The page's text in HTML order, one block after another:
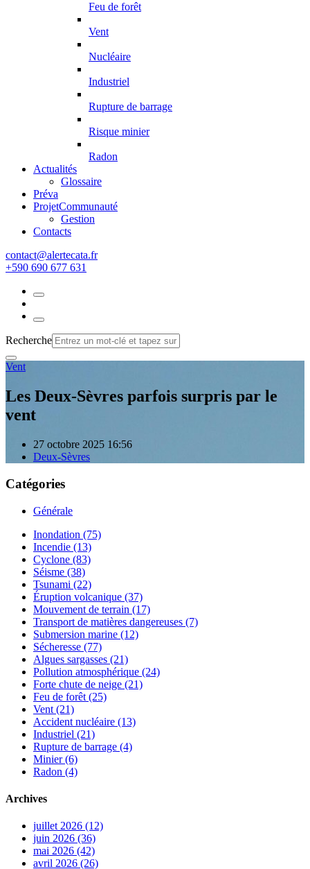
Feu de forêt
Vent
Nucléaire
Industriel
Rupture de barrage
Risque minier
Radon
Actualités
Glossaire
Préva
ProjetCommunauté
Gestion
Contacts
rf.atacetrela@tcatnoc
+590 690 677 631
Recherche
Vent
Les Deux-Sèvres parfois surpris par le
vent
27 octobre 2025 16:56
Deux-Sèvres
Catégories
Générale
Inondation (75)
Incendie (13)
Cyclone (83)
Séisme (38)
Tsunami (22)
Éruption volcanique (37)
Mouvement de terrain (17)
Transport de matières dangereuses (7)
Submersion marine (12)
Sécheresse (77)
Algues sargasses (21)
Pollution atmosphérique (24)
Forte chute de neige (21)
Feu de forêt (25)
Vent (21)
Accident nucléaire (13)
Industriel (21)
Rupture de barrage (4)
Minier (6)
Radon (4)
Archives
juillet 2026 (12)
juin 2026 (36)
mai 2026 (42)
avril 2026 (26)